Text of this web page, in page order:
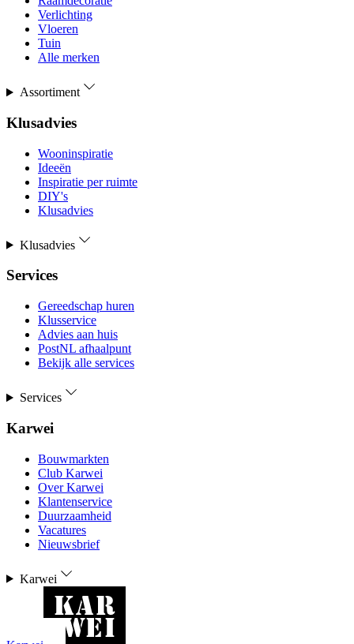
Verlichting
Vloeren
Tuin
Alle merken
Assortiment
Klusadvies
Wooninspiratie
Ideeën
Inspiratie per ruimte
DIY's
Klusadvies
Klusadvies
Services
Gereedschap huren
Klusservice
Advies aan huis
PostNL afhaalpunt
Bekijk alle services
Services
Karwei
Bouwmarkten
Club Karwei
Over Karwei
Klantenservice
Duurzaamheid
Vacatures
Nieuwsbrief
Karwei